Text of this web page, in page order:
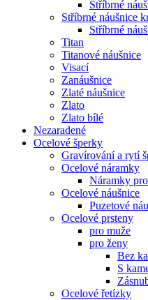
Stříbrné
Stříbrné náušnice
Stříbrné
Titan
Titanové náušnice
Visací
Zanáušnice
Zlaté náušnice
Zlato
Zlato bílé
Nezaradené
Ocelové šperky
Gravírování a rytí
Ocelové náramky
Náramky
Ocelové náušnice
Puzetové
Ocelové prsteny
pro muže
pro ženy
Bez
S
Ocelové řetízky